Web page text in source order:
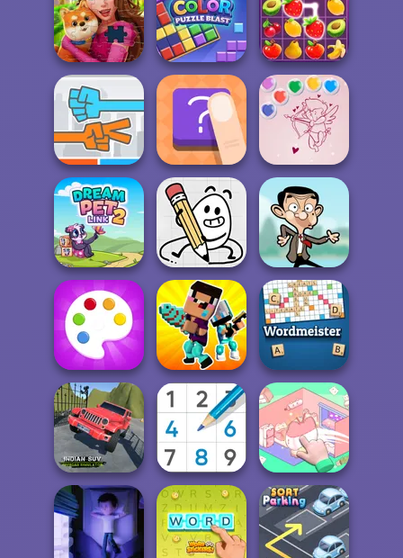
Drag Race 3D
Alphabet: Merge
And Fight
Valentine Hidden
Heart
Royal Jigsaw
Block Color
Puzzle Blast
Fruit Mahjong
Roshambo The Shape
Bubble Shooter
Valentine
Dream Pet Link 2 Egg Adventure Mr Bean Jump
Fun Colors
Noob vs Pro
Challenge
Wordmeister
Indian SUV
Offroad
Simulator
Sudoku Royal
Organization
Princess